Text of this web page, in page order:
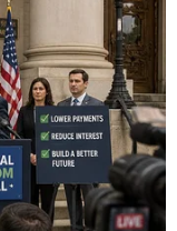
(Nguồn: Getty
mẽ bằng
trên sân
London tại 6